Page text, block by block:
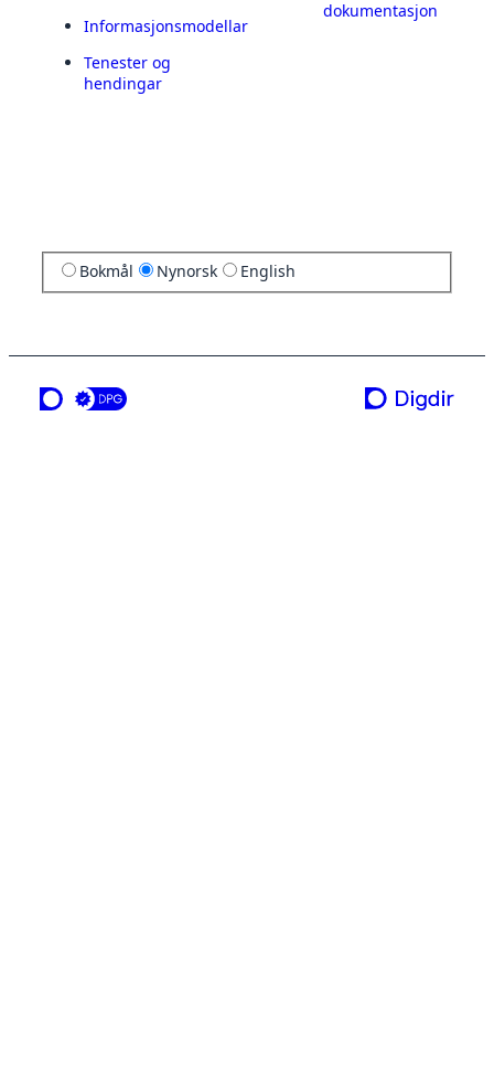
Informasjonsmodellar
Tenester og
hendingar
dokumentasjon
Bokmål Nynorsk English